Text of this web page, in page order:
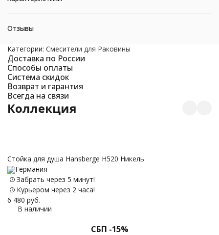
Отзывы
Категории: Смесители для Раковины
Доставка по России
Способы оплаты
Система скидок
Возврат и гарантия
Всегда на связи
Коллекция
Стойка для душа Hansberge H520 Никель
Германия
Забрать через 5 минут!
Курьером через 2 часа!
6 480 руб.
В наличии
СБП -15%